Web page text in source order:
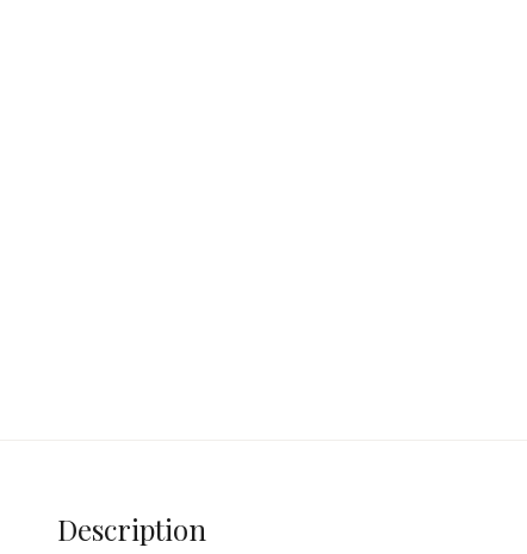
Description